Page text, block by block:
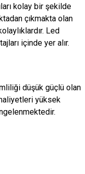
kolay bir şekilde
çıkmakta olan
Led
içinde yer alır.
düşük güçlü olan
yüksek